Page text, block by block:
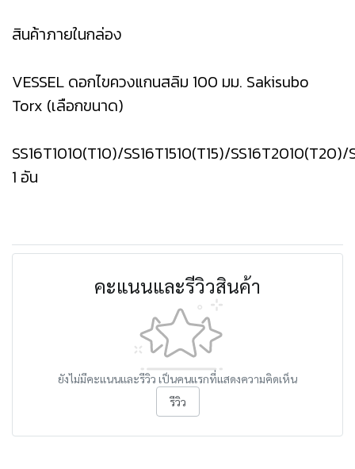
สินค้าภายในกล่อง
VESSEL ดอกไขควงแกนสลิม 100 มม. Sakisubo
Torx (เลือกขนาด)
SS16T1010(T10)/SS16T1510(T15)/
1 อัน
คะแนนและรีวิวสินค้า
ยังไม่มีคะแนนและรีวิว เป็นคนแรกที่แสดงความคิดเห็น
รีวิว